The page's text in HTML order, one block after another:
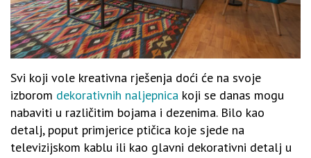
Svi koji vole kreativna rješenja doći će na svoje
izborom dekorativnih naljepnica koji se danas mogu
nabaviti u različitim bojama i dezenima. Bilo kao
detalj, poput primjerice ptičica koje sjede na
televizijskom kablu ili kao glavni dekorativni detalj u